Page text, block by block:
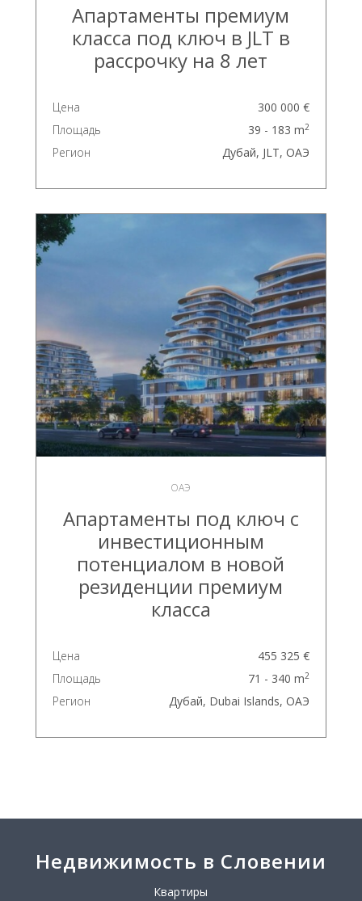
Апартаменты премиум
класса под ключ в JLT в
рассрочку на 8 лет
Цена
300 000 €
Площадь
39 - 183 m2
Регион Дубай, JLT, ОАЭ
ОАЭ
Апартаменты под ключ c
инвестиционным
потенциалом в новой
резиденции премиум
класса
Цена
455 325 €
Площадь
71 - 340 m2
Регион Дубай, Dubai Islands, ОАЭ
Недвижимость в Словении
Квартиры